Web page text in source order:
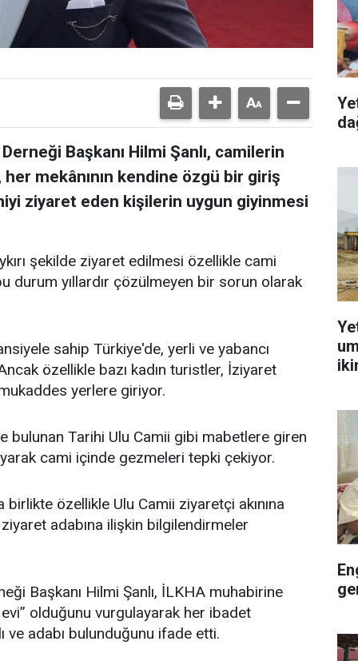
Başkanı Hilmi Şanlı, camilerin
mekânının kendine özgü bir giriş
ziyaret eden kişilerin uygun giyinmesi
şekilde ziyaret edilmesi özellikle cami
durum yıllardır çözülmeyen bir sorun olarak
sahip Türkiye'de, yerli ve yabancı
özellikle bazı kadın turistler, İziyaret
yerlere giriyor.
bulunan Tarihi Ulu Camii gibi mabetlere giren
cami içinde gezmeleri tepki çekiyor.
özellikle Ulu Camii ziyaretçi akınına
adabına ilişkin bilgilendirmeler
Başkanı Hilmi Şanlı, İLKHA muhabirine
evi” olduğunu vurgulayarak her ibadet
ve adabı bulunduğunu ifade etti.